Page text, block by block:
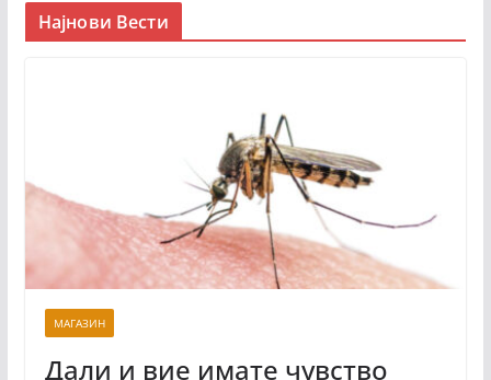
Најнови Вести
МАГАЗИН
Дали и вие имате чувство